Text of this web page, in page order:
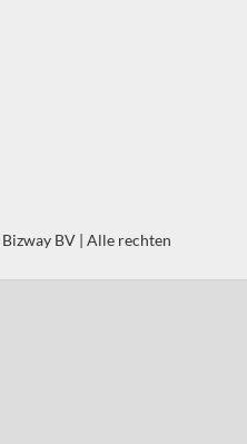
Bizway BV | Alle rechten